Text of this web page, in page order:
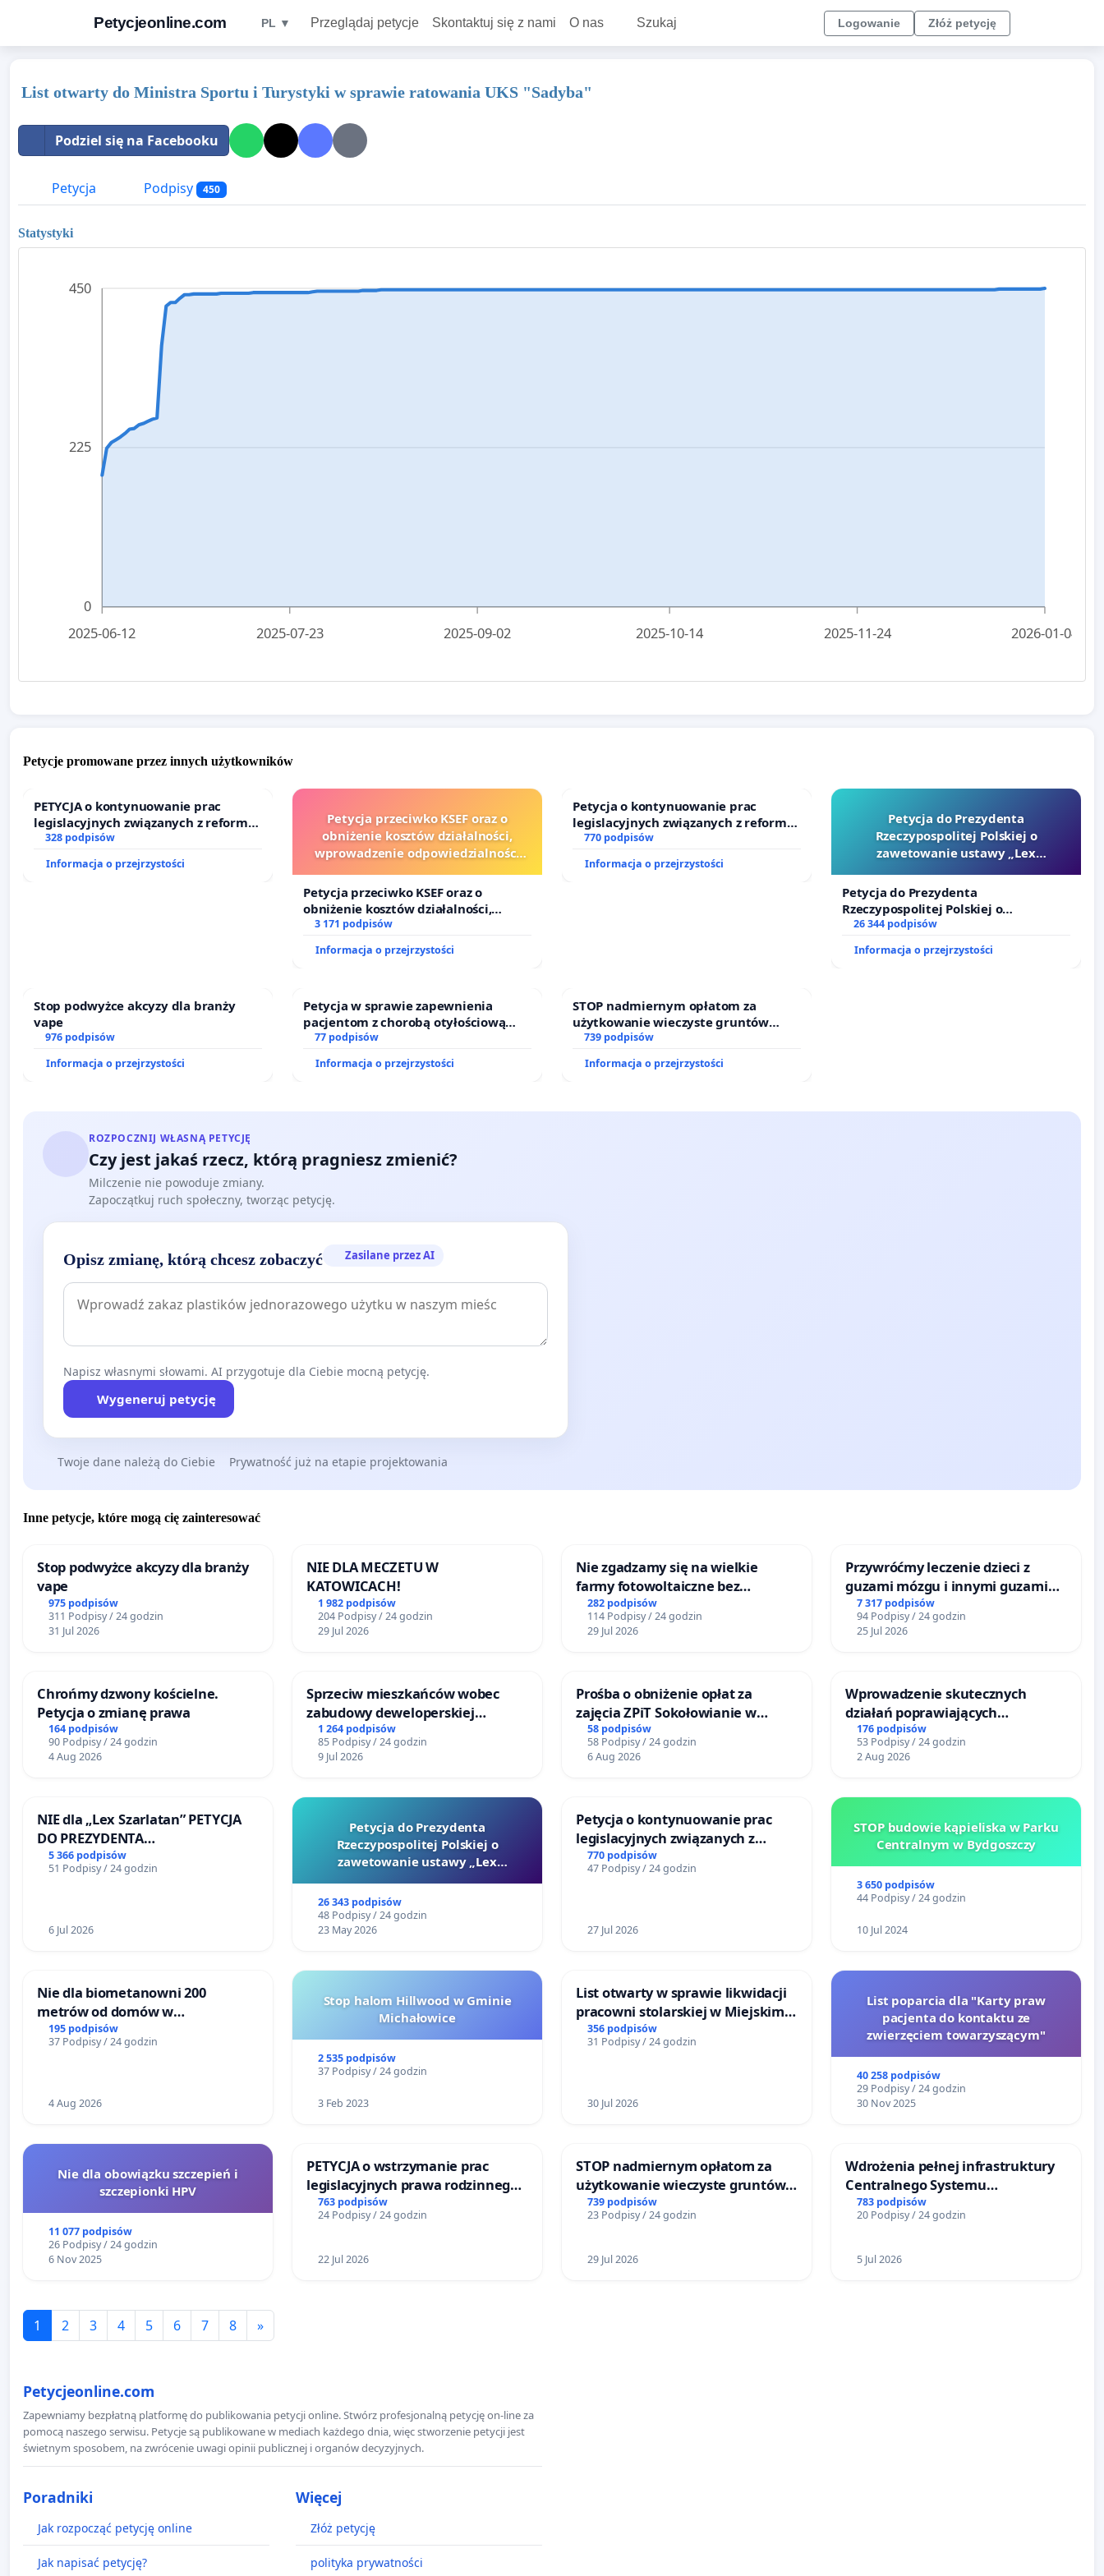
Petycjeonline.com PL ▼ Przeglądaj petycje Skontaktuj się z nami O nas Szukaj Logowanie Złóż petycję
List otwarty do Ministra Sportu i Turystyki w sprawie ratowania UKS "Sadyba"
Podziel się na Facebooku
Petycja Podpisy 450
Statystyki
0
225
450
2025-06-12 2025-07-23 2025-09-02 2025-10-14 2025-11-24 2026-01-04
Petycje promowane przez innych użytkowników
PETYCJA o kontynuowanie prac
legislacyjnych związanych z reformą
prawa rodzinnego
328 podpisów
Informacja o przejrzystości
Petycja przeciwko KSEF oraz o
obniżenie kosztów działalności,
wprowadzenie odpowiedzialności
sędziów
Petycja przeciwko KSEF oraz o
obniżenie kosztów działalności,
wprowadzenie odpowiedzialności
finansowej kluczowych urzędników i
sędziów
3 171 podpisów
Informacja o przejrzystości
Petycja o kontynuowanie prac
legislacyjnych związanych z reformą
prawa rodzinnego
770 podpisów
Informacja o przejrzystości
Petycja do Prezydenta
Rzeczypospolitej Polskiej o
zawetowanie ustawy „Lex
Petycja do Prezydenta
Rzeczypospolitej Polskiej o
zawetowanie ustawy „Lex Szarlatan”
26 344 podpisów
Informacja o przejrzystości
Stop podwyżce akcyzy dla branży
vape
976 podpisów
Informacja o przejrzystości
Petycja w sprawie zapewnienia
pacjentom z chorobą otyłościową
dostępu do kompleksowego leczenia
oraz programów profilaktycznych.
77 podpisów
Informacja o przejrzystości
STOP nadmiernym opłatom za
użytkowanie wieczyste gruntów
zajmowanych przez rodzinne ogrody
działkowe.
739 podpisów
Informacja o przejrzystości
ROZPOCZNIJ WŁASNĄ PETYCJĘ
Czy jest jakaś rzecz, którą pragniesz zmienić?
Milczenie nie powoduje zmiany.
Zapoczątkuj ruch społeczny, tworząc petycję.
Opisz zmianę, którą chcesz zobaczyć Zasilane przez AI
Napisz własnymi słowami. AI przygotuje dla Ciebie mocną petycję.
Wygeneruj petycję
Twoje dane należą do Ciebie Prywatność już na etapie projektowania
Inne petycje, które mogą cię zainteresować
Stop podwyżce akcyzy dla branży
vape
975 podpisów
311 Podpisy / 24 godzin
31 Jul 2026
NIE DLA MECZETU W
KATOWICACH!
1 982 podpisów
204 Podpisy / 24 godzin
29 Jul 2026
Nie zgadzamy się na wielkie
farmy fotowoltaiczne bez
rzetelnych analiz i akceptacji
mieszkańców
282 podpisów
114 Podpisy / 24 godzin
29 Jul 2026
Przywróćmy leczenie dzieci z
guzami mózgu i innymi guzami
litymi do Górnośląskiego
Centrum Zdrowia Dziecka w
Katowicach
7 317 podpisów
94 Podpisy / 24 godzin
25 Jul 2026
Chrońmy dzwony kościelne.
Petycja o zmianę prawa
164 podpisów
90 Podpisy / 24 godzin
4 Aug 2026
Sprzeciw mieszkańców wobec
zabudowy deweloperskiej
terenow zielonych w rejonie
Bulwarów Straceńskich w Bielsku-
Białej
1 264 podpisów
85 Podpisy / 24 godzin
9 Jul 2026
Prośba o obniżenie opłat za
zajęcia ZPiT Sokołowianie w
Sokołowskim Ośrodku Kultury
58 podpisów
58 Podpisy / 24 godzin
6 Aug 2026
Wprowadzenie skutecznych
działań poprawiających
bezpieczeństwo na ulicy
Żeromskiego w Otwocku
176 podpisów
53 Podpisy / 24 godzin
2 Aug 2026
NIE dla „Lex Szarlatan” PETYCJA
DO PREZYDENTA
RZECZYPOSPOLITEJ POLSKIEJ
5 366 podpisów
51 Podpisy / 24 godzin
6 Jul 2026
Petycja do Prezydenta
Rzeczypospolitej Polskiej o
zawetowanie ustawy „Lex
26 343 podpisów
48 Podpisy / 24 godzin
23 May 2026
Petycja o kontynuowanie prac
legislacyjnych związanych z
reformą prawa rodzinnego
770 podpisów
47 Podpisy / 24 godzin
27 Jul 2026
STOP budowie kąpieliska w Parku
Centralnym w Bydgoszczy
3 650 podpisów
44 Podpisy / 24 godzin
10 Jul 2024
Nie dla biometanowni 200
metrów od domów w
Biernatkach, gm. Wądroże
Wielkie
195 podpisów
37 Podpisy / 24 godzin
4 Aug 2026
Stop halom Hillwood w Gminie
Michałowice
2 535 podpisów
37 Podpisy / 24 godzin
3 Feb 2023
List otwarty w sprawie likwidacji
pracowni stolarskiej w Miejskim
Teatrze Miniatura w Gdańsku
356 podpisów
31 Podpisy / 24 godzin
30 Jul 2026
List poparcia dla "Karty praw
pacjenta do kontaktu ze
zwierzęciem towarzyszącym"
40 258 podpisów
29 Podpisy / 24 godzin
30 Nov 2025
Nie dla obowiązku szczepień i
szczepionki HPV
11 077 podpisów
26 Podpisy / 24 godzin
6 Nov 2025
PETYCJA o wstrzymanie prac
legislacyjnych prawa rodzinnego
narażających ofiary przemocy
763 podpisów
24 Podpisy / 24 godzin
22 Jul 2026
STOP nadmiernym opłatom za
użytkowanie wieczyste gruntów
zajmowanych przez rodzinne
ogrody działkowe.
739 podpisów
23 Podpisy / 24 godzin
29 Jul 2026
Wdrożenia pełnej infrastruktury
Centralnego Systemu
Dynamicznej Informacji
Pasażerskiej (CSDiP) na stacji
783 podpisów
20 Podpisy / 24 godzin
5 Jul 2026
1 2 3 4 5 6 7 8 »
Petycjeonline.com
Zapewniamy bezpłatną platformę do publikowania petycji online. Stwórz profesjonalną petycję on-line za
pomocą naszego serwisu. Petycje są publikowane w mediach każdego dnia, więc stworzenie petycji jest
świetnym sposobem, na zwrócenie uwagi opinii publicznej i organów decyzyjnych.
Poradniki
Jak rozpocząć petycję online
Jak napisać petycję?
Więcej
Złóż petycję
polityka prywatności